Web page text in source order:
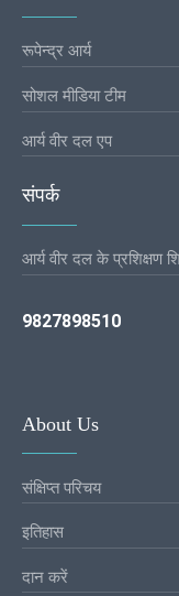
रूपेन्द्र आर्य
सोशल मीडिया टीम
आर्य वीर दल एप
संपर्क
आर्य वीर दल के प्रशिक्षण
9827898510
About Us
संक्षिप्त परिचय
इतिहास
दान करें